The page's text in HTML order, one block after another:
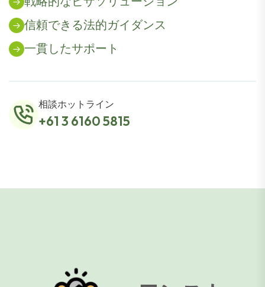
信頼できる法的ガイダンス
一貫したサポート
相談ホットライン
+61 3 6160 5815